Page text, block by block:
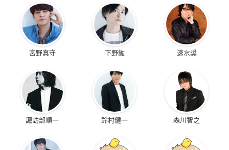
宮野真守 下野紘 速水奨
諏訪部順一 鈴村健一 森川智之